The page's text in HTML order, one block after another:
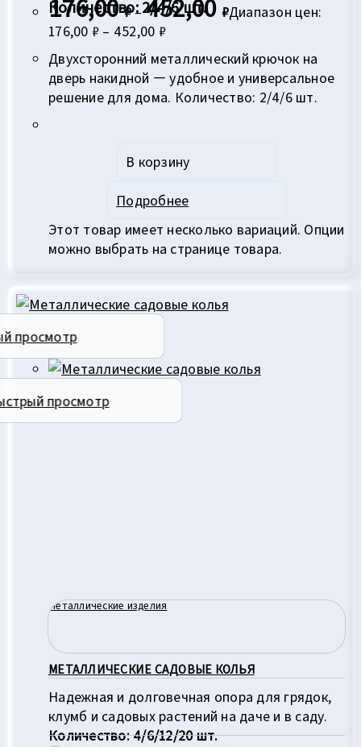
Количество: 2/4/6 шт.
176,00₽ – 452,00 ₽Диапазон цен:
176,00 ₽ – 452,00 ₽
Двухсторонний металлический крючок на
дверь накидной — удобное и универсальное
решение для дома. Количество: 2/4/6 шт.
В корзину
Подробнее
Этот товар имеет несколько вариаций. Опции
можно выбрать на странице товара.
просмотр
просмотр
Металлические изделия
МЕТАЛЛИЧЕСКИЕ САДОВЫЕ КОЛЬЯ
Надежная и долговечная опора для грядок,
клумб и садовых растений на даче и в саду.
Количество: 4/6/12/20 шт.